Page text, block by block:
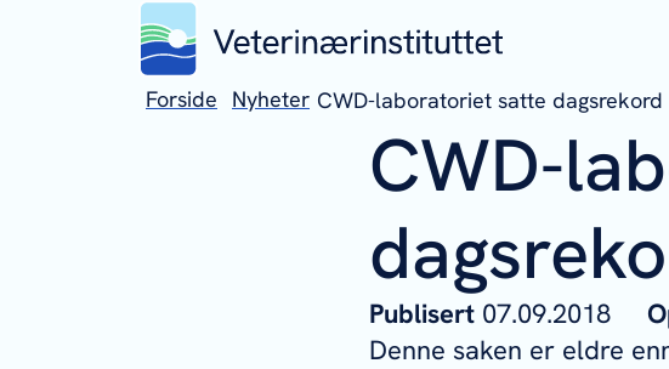
Forside Nyheter CWD-laboratoriet satte dagsrekord
CWD-
Publisert 07.09.2018
Denne saken er eldre